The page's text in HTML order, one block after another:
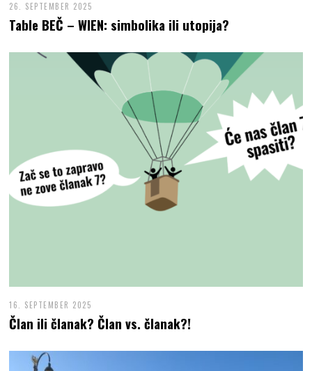
26. SEPTEMBER 2025
Table BEČ – WIEN: simbolika ili utopija?
16. SEPTEMBER 2025
Član ili članak? Član vs. članak?!